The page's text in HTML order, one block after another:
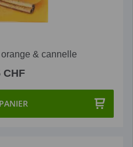
& cannelle
CHF